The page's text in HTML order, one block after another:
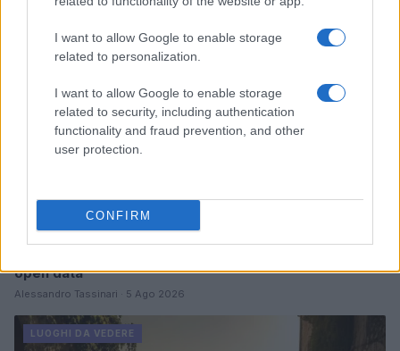
I want to allow Google to enable storage
related to personalization.
I want to allow Google to enable storage
related to security, including authentication
functionality and fraud prevention, and other
user protection.
CONFIRM
LUOGHI DA VEDERE
open data
Alessandro Tassinari · 5 Ago 2026
LUOGHI DA VEDERE